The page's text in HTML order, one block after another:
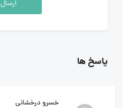
ارسال
پاسخ ها
خسرو درخشانی